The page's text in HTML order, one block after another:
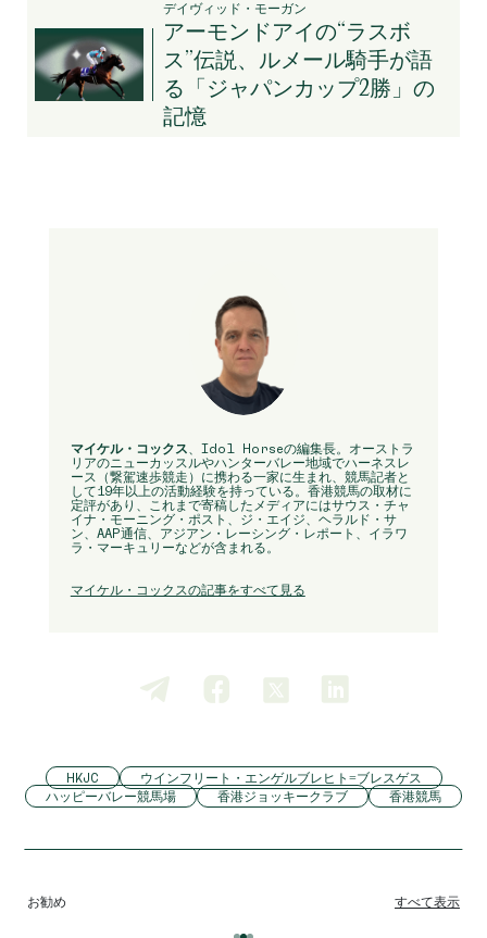
デイヴィッド・モーガン
アーモンドアイの“ラスボ
ス”伝説、ルメール騎手が語
る「ジャパンカップ2勝」の
記憶
マイケル・コックス
、Idol Horseの編集長。オーストラ
リアのニューカッスルやハンターバレー地域でハーネスレ
ース（繋駕速歩競走）に携わる一家に生まれ、競馬記者と
して19年以上の活動経験を持っている。香港競馬の取材に
定評があり、これまで寄稿したメディアにはサウス・チャ
イナ・モーニング・ポスト、ジ・エイジ、ヘラルド・サ
ン、AAP通信、アジアン・レーシング・レポート、イラワ
ラ・マーキュリーなどが含まれる。
マイケル・コックスの記事をすべて見る
HKJC
ウインフリート・エンゲルブレヒト=ブレスゲス
ハッピーバレー競馬場
香港ジョッキークラブ 香港競馬
お勧め すべて表示